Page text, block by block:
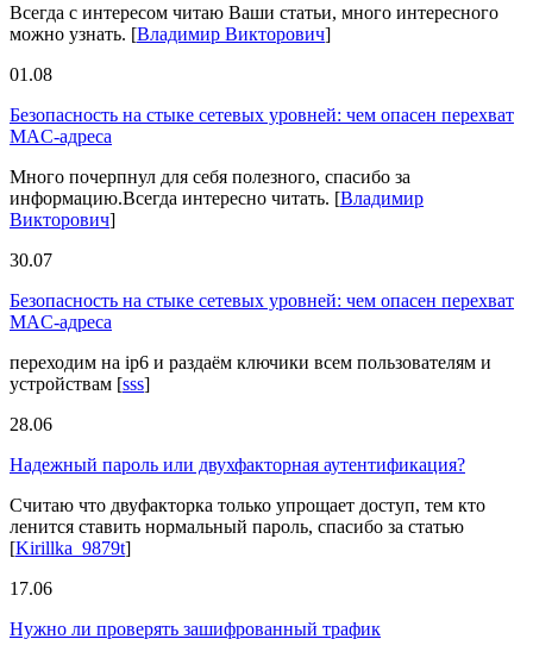
Всегда с интересом читаю Ваши статьи, много интересного
можно узнать. [Владимир Викторович]
01.08
Безопасность на стыке сетевых уровней: чем опасен перехват
MAC-адреса
Много почерпнул для себя полезного, спасибо за
информацию.Всегда интересно читать. [Владимир
Викторович]
30.07
Безопасность на стыке сетевых уровней: чем опасен перехват
MAC-адреса
переходим на ip6 и раздаём ключики всем пользователям и
устройствам [sss]
28.06
Надежный пароль или двухфакторная аутентификация?
Считаю что двуфакторка только упрощает доступ, тем кто
ленится ставить нормальный пароль, спасибо за статью
[Kirillka_9879t]
17.06
Нужно ли проверять зашифрованный трафик